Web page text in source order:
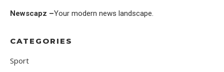
Newscapz –Your modern news landscape.
CATEGORIES
Sport